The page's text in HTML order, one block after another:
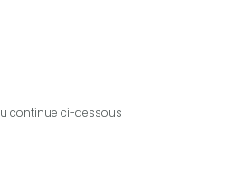
continue ci-dessous